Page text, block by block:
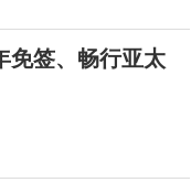
签、畅行亚太